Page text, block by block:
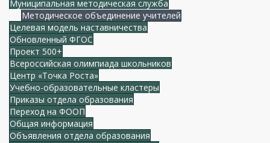
Муниципальная методическая служба
Методическое объединение учителей
Целевая модель наставничества
Обновленный ФГОС
Проект 500+
Всероссийская олимпиада школьников
Центр «Точка Роста»
Учебно-образовательные кластеры
Приказы отдела образования
Переход на ФООП
Общая информация
Объявления отдела образования